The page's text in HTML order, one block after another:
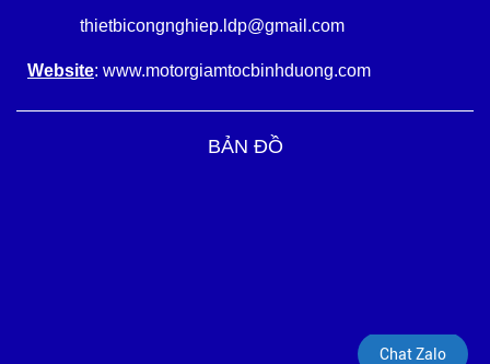
thietbicongnghiep.ldp@gmail.com
Website: www.motorgiamtocbinhduong.com
BẢN ĐỒ
Chat Zalo